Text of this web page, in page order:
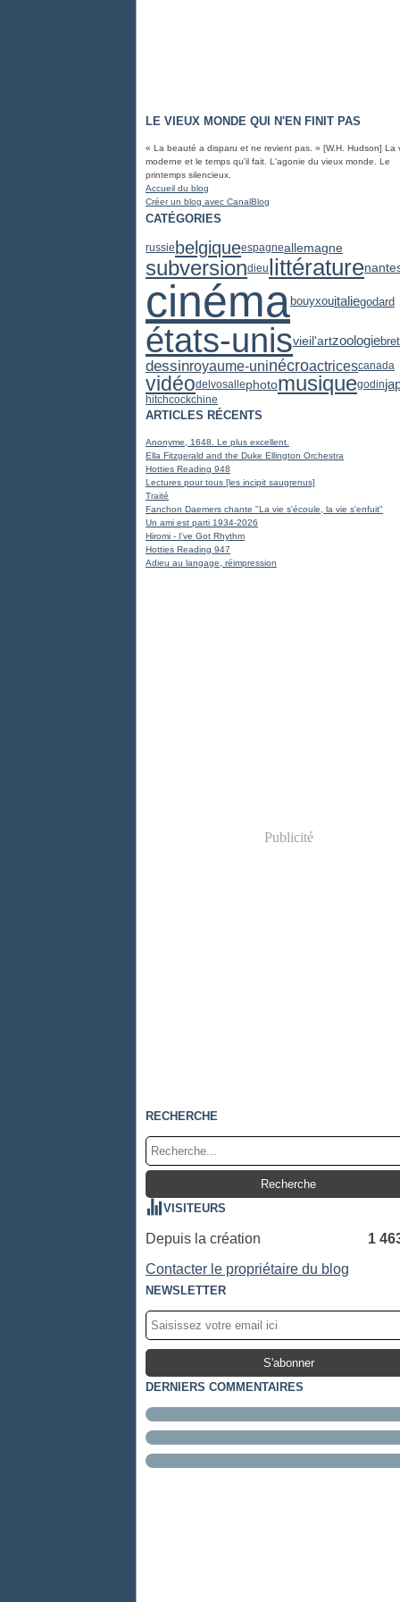
LE VIEUX MONDE QUI N'EN FINIT PAS
« La beauté a disparu et ne revient pas. » [W.H. Hudson] La
moderne et le temps qu'il fait. L'agonie du vieux monde. Le
printemps silencieux.
Accueil du blog
Créer un blog avec CanalBlog
CATÉGORIES
russie belgiqueespagneallemagne
subversiondieu littérature
cinémabouyxouitaliegodard
états-unisvieil'artzoologie
dessinroyaume-uninécroactricescanada
vidéodelvosallephotomusiquegodin
hitchcockchine
ARTICLES RÉCENTS
Anonyme, 1648. Le plus excellent.
Ella Fitzgerald and the Duke Ellington Orchestra
Hotties Reading 948
Lectures pour tous [les incipit saugrenus]
Traité
Fanchon Daemers chante "La vie s'écoule, la vie s'enfuit"
Un ami est parti 1934-2026
Hiromi - I've Got Rhythm
Hotties Reading 947
Adieu au langage, réimpression
Publicité
RECHERCHE
VISITEURS
Depuis la création
1
Contacter le propriétaire du blog
NEWSLETTER
DERNIERS COMMENTAIRES